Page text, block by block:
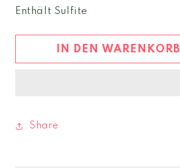
Menge
Zweigelt
Reben
Zweigelt
Alte
Reben
Enthält Sulfite
IN DEN
Share